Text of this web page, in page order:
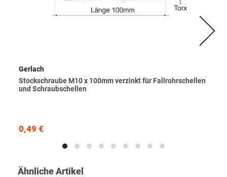
Gerlach
Stockschraube M10 x 100mm verzinkt für Fallrohrschellen
und Schraubschellen
0,49 €
Ähnliche Artikel